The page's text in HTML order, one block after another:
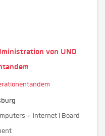
von UND
+ Internet | Board